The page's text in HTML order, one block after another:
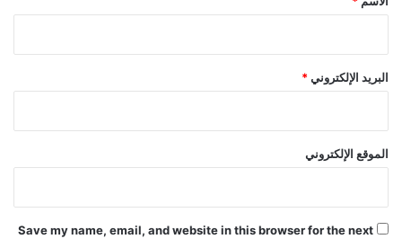
البريد الإلكتروني*
الموقع الإلكتروني
Save my name, email, and website in this browser for the next